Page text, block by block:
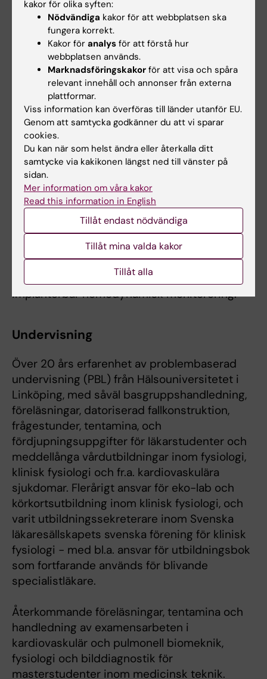
under intensivvård (hjärtsvikt, brännskada,
stroke).
Perfusion och kontrastultraljud:
Myocardperfusion och hjärtmuskelrörelse ses
i samma ultraljudsbild. Effekter av andning på
kontrastbilder och kontrastens möjlighet att
studera angioneogenes i plaque och tumörer.
Utvecklat förbättrade ultraljudspulser för att
undvika höga mekaniska index och
endotelskador där cellskador bild- och
funktionsstuderats. Initierat och studerat NO-
bärande microbubblor, bild-tracking av virvlar
i 4D-bild och "gridding" av hjärtultraljudsbilder
för bild-/sensorfusion i andra modaliteter som
CT, MR och gammakamera/PET.
Utveckling av thoracal impedansteknologi och
implanterbar hemodynamisk monitorering.
Undervisning
Över 20 års erfarenhet av problembaserad
undervisning (PBL) från Hälsouniversitetet i
Linköping, med såväl basgruppshandledning,
föreläsningar, datoriserad fallkonstruktion,
frågestunder, tentamina, och
fördjupningsuppgifter för läkarstudenter och
meddellånga vårdutbildningar inom fysiologi,
klinisk fysiologi och fr.a. kardiovaskulära
sjukdomar. Flerårigt ansvar för eko-lab och
körkortsutbildning inom klinisk fysiologi, och
varit utbildningssekreterare inom Svenska
läkaresällskapets svenska förening för klinisk
fysiologi - med bl.a. ansvar för utbildningsbok
som fortfarande används för blivande
specialistläkare.
Återkommande föreläsningar, tentamina och
handledning av examensarbeten i
kardiovaskulär och pulmonell biomeknik,
fysiologi och bilddiagnostik för
masterstudenter inom medicinsk teknik.
kakor för olika syften:
Nödvändiga kakor för att webbplatsen ska
fungera korrekt.
Kakor för analys för att förstå hur
webbplatsen används.
Marknadsföringskakor för att visa och spåra
relevant innehåll och annonser från externa
plattformar.
Viss information kan överföras till länder utanför EU.
Genom att samtycka godkänner du att vi sparar
cookies.
Du kan när som helst ändra eller återkalla ditt
samtycke via kakikonen längst ned till vänster på
sidan.
Mer information om våra kakor
Read this information in English
Tillåt endast nödvändiga
Tillåt mina valda kakor
Tillåt alla